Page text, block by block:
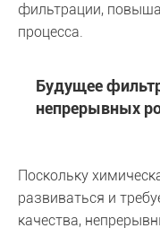
фильтрации,
процесса.
Будущее
непрерывных
Поскольку
развиваться и
качества,